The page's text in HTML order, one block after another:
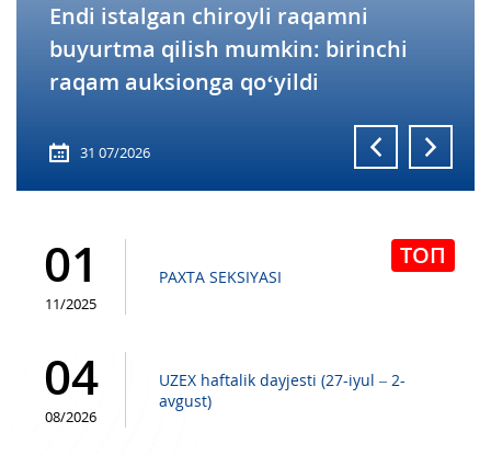
UZEX haftalik dayjesti (20–26-iyul)
28 07/2026
01
11/2025
PAXTA SEKSIYASI
ТОП
04
08/2026
UZEX haftalik dayjesti (27-iyul – 2-
avgust)